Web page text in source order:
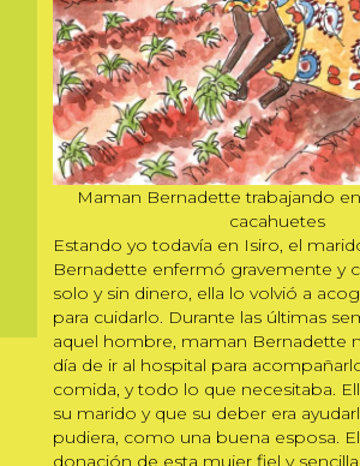
Maman Bernadette trabajando
cacahuetes
Estando yo todavía en Isiro, el
Bernadette enfermó gravemente y
solo y sin dinero, ella lo volvió a
para cuidarlo. Durante las últimas
aquel hombre, maman Bernadette
día de ir al hospital para
comida, y todo lo que necesitaba.
su marido y que su deber era
pudiera, como una buena esposa.
donación de esta mujer fiel y